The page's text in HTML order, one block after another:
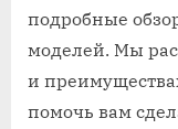
подробные
моделей. Мы
и
помочь вам